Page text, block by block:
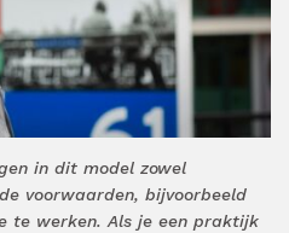
in dit model zowel
voorwaarden, bijvoorbeeld
te werken. Als je een praktijk